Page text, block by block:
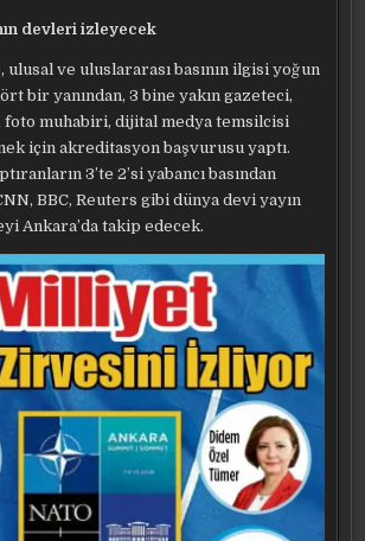
devleri izleyecek
ulusal ve uluslararası basının ilgisi yoğun
bir yanından, 3 bine yakın gazeteci,
muhabiri, dijital medya temsilcisi
için akreditasyon başvurusu yaptı.
3’te 2’si yabancı basından
BBC, Reuters gibi dünya devi yayın
Ankara’da takip edecek.